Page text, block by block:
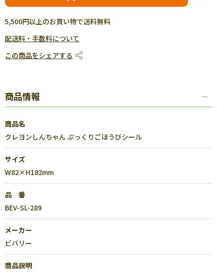
5,500円以上のお買い物で送料無料
配送料・手数料について
この商品をシェアする
商品情報
商品名
クレヨンしんちゃん ぷっくりごほうびシール
サイズ
W82×H182mm
品 番
BEV-SL-289
メーカー
ビバリー
商品説明